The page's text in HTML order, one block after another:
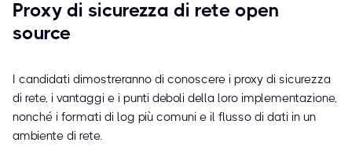
Proxy di sicurezza di rete open
source
I candidati dimostreranno di conoscere i proxy di sicurezza
di rete, i vantaggi e i punti deboli della loro implementazione,
nonché i formati di log più comuni e il flusso di dati in un
ambiente di rete.